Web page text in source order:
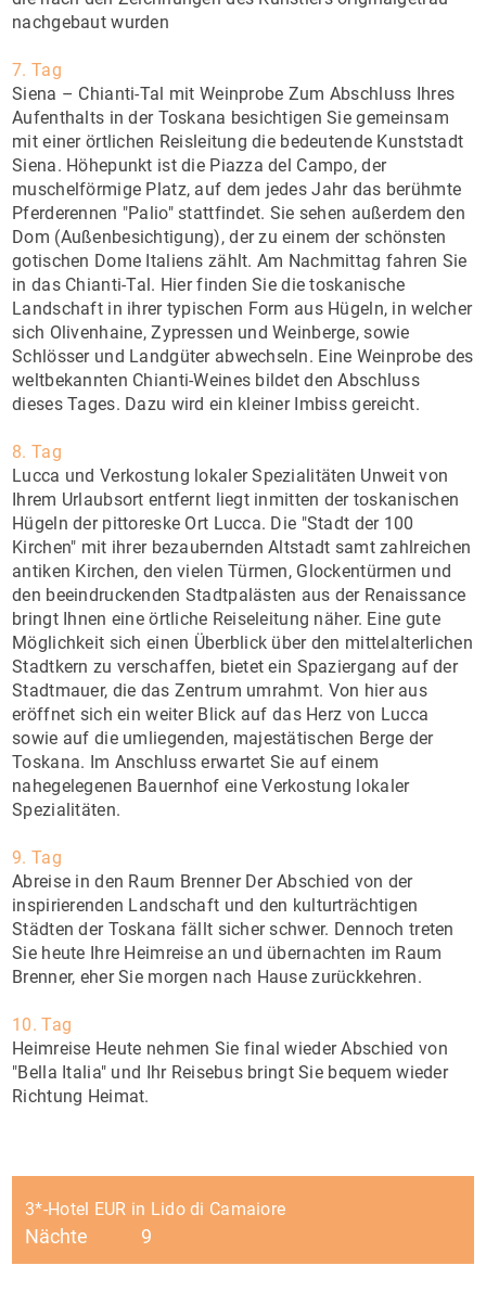
nachgebaut wurden
7. Tag
Siena – Chianti-Tal mit Weinprobe Zum Abschluss Ihres
Aufenthalts in der Toskana besichtigen Sie gemeinsam
mit einer örtlichen Reisleitung die bedeutende Kunststadt
Siena. Höhepunkt ist die Piazza del Campo, der
muschelförmige Platz, auf dem jedes Jahr das berühmte
Pferderennen "Palio" stattfindet. Sie sehen außerdem den
Dom (Außenbesichtigung), der zu einem der schönsten
gotischen Dome Italiens zählt. Am Nachmittag fahren Sie
in das Chianti-Tal. Hier finden Sie die toskanische
Landschaft in ihrer typischen Form aus Hügeln, in welcher
sich Olivenhaine, Zypressen und Weinberge, sowie
Schlösser und Landgüter abwechseln. Eine Weinprobe des
weltbekannten Chianti-Weines bildet den Abschluss
dieses Tages. Dazu wird ein kleiner Imbiss gereicht.
8. Tag
Lucca und Verkostung lokaler Spezialitäten Unweit von
Ihrem Urlaubsort entfernt liegt inmitten der toskanischen
Hügeln der pittoreske Ort Lucca. Die "Stadt der 100
Kirchen" mit ihrer bezaubernden Altstadt samt zahlreichen
antiken Kirchen, den vielen Türmen, Glockentürmen und
den beeindruckenden Stadtpalästen aus der Renaissance
bringt Ihnen eine örtliche Reiseleitung näher. Eine gute
Möglichkeit sich einen Überblick über den mittelalterlichen
Stadtkern zu verschaffen, bietet ein Spaziergang auf der
Stadtmauer, die das Zentrum umrahmt. Von hier aus
eröffnet sich ein weiter Blick auf das Herz von Lucca
sowie auf die umliegenden, majestätischen Berge der
Toskana. Im Anschluss erwartet Sie auf einem
nahegelegenen Bauernhof eine Verkostung lokaler
Spezialitäten.
9. Tag
Abreise in den Raum Brenner Der Abschied von der
inspirierenden Landschaft und den kulturträchtigen
Städten der Toskana fällt sicher schwer. Dennoch treten
Sie heute Ihre Heimreise an und übernachten im Raum
Brenner, eher Sie morgen nach Hause zurückkehren.
10. Tag
Heimreise Heute nehmen Sie final wieder Abschied von
"Bella Italia" und Ihr Reisebus bringt Sie bequem wieder
Richtung Heimat.
3*-Hotel EUR in Lido di Camaiore
Nächte 9